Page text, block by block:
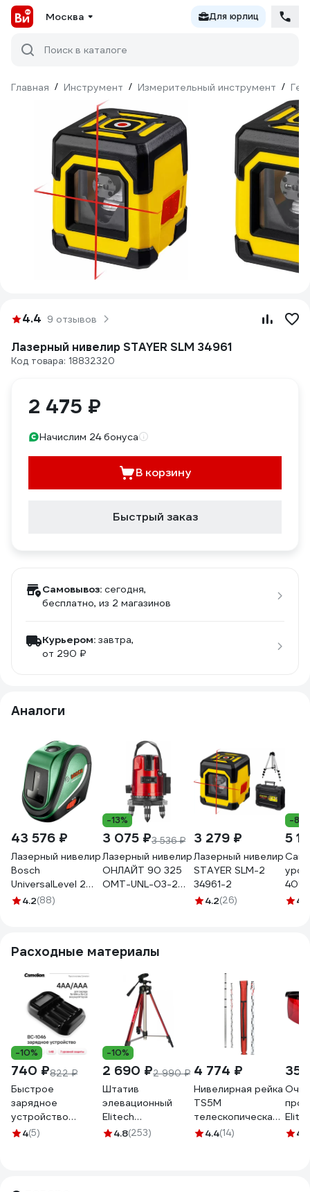
Москва Для юрлиц
Поиск в каталоге
Главная / Инструмент / Измерительный инструмент /
4.4 9 отзывов
Лазерный нивелир STAYER SLM 34961
Код товара: 18832320
2 475 ₽
Начислим 24 бонуса
В корзину
Быстрый заказ
Самовывоз: сегодня,
бесплатно, из 2 магазинов
Курьером: завтра,
от 290 ₽
Аналоги
43 576 ₽
Лазерный нивелир
Bosch
UniversalLevel 2
0.603.663.800
4.2(88)
-13%
3 075 ₽3 536 ₽
Лазерный нивелир
ОНЛАЙТ 90 325
OMT-UNL-03-2
3 279 ₽
Лазерный нивелир
STAYER SLM-2
34961-2
4.2(26)
-8%
5
4.6
Расходные материалы
-10%
740 ₽822 ₽
Быстрое
зарядное
устройство
Camelion BC-1046
4(5)
-10%
2 690 ₽2 990 ₽
Штатив
элевационный
Elitech
2210.000200
4.8(253)
4 774 ₽
Нивелирная рейка
TS5M
телескопическая
с уровнем 5 м,
4.4(14) 4.7